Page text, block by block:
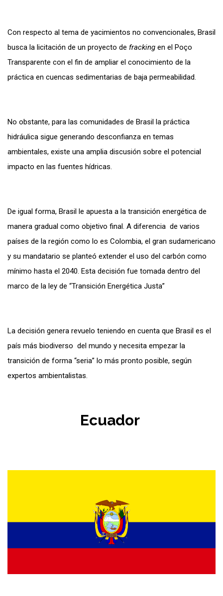
Con respecto al tema de yacimientos no convencionales, Brasil
busca la licitación de un proyecto de fracking en el Poço
Transparente con el fin de ampliar el conocimiento de la
práctica en cuencas sedimentarias de baja permeabilidad.
No obstante, para las comunidades de Brasil la práctica
hidráulica sigue generando desconfianza en temas
ambientales, existe una amplia discusión sobre el potencial
impacto en las fuentes hídricas.
De igual forma, Brasil le apuesta a la transición energética de
manera gradual como objetivo final. A diferencia de varios
países de la región como lo es Colombia, el gran sudamericano
y su mandatario se planteó extender el uso del carbón como
mínimo hasta el 2040. Esta decisión fue tomada dentro del
marco de la ley de “Transición Energética Justa”
La decisión genera revuelo teniendo en cuenta que Brasil es el
país más biodiverso del mundo y necesita empezar la
transición de forma “seria” lo más pronto posible, según
expertos ambientalistas.
Ecuador